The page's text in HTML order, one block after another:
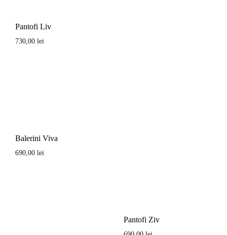
Pantofi Liv
730,00 lei
Balerini Viva
690,00 lei
Pantofi Ziv